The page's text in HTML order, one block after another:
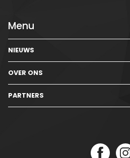
Menu
NIEUWS
OVER ONS
PARTNERS